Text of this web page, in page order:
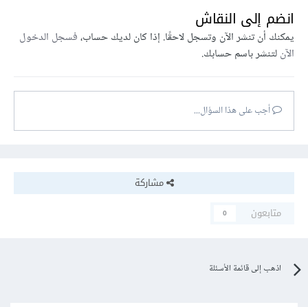
انضم إلى النقاش
يمكنك أن تنشر الآن وتسجل لاحقًا. إذا كان لديك حساب،فسجل الدخول
الآنلتنشر باسم حسابك.
أجب على هذا السؤال...
مشاركة
متابعون
0
اذهب إلى قائمة الأسئلة